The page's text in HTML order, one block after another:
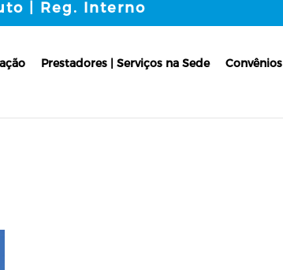
| Reg. Interno
Prestadores | Serviços na Sede Convênios